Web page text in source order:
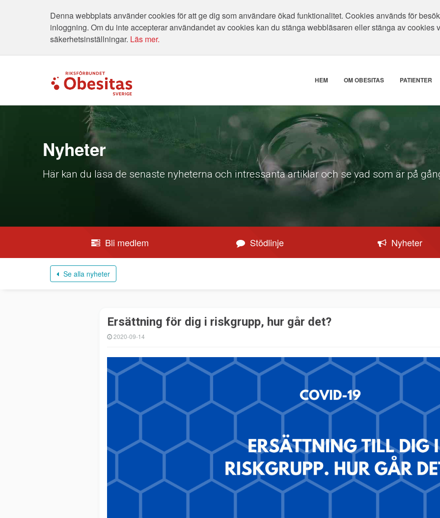
Denna webbplats använder cookies för att ge dig som användare ökad funktionalitet. Cookies används för
inloggning. Om du inte accepterar användandet av cookies kan du stänga webbläsaren eller stänga av cookies
säkerhetsinställningar. Läs mer.
HEM OM OBESITAS PATIENTER
Nyheter
Här kan du läsa de senaste nyheterna och intressanta artiklar och se vad som är på
Bli medlem Stödlinje Nyheter
Se alla nyheter
Ersättning för dig i riskgrupp, hur går det?
2020-09-14